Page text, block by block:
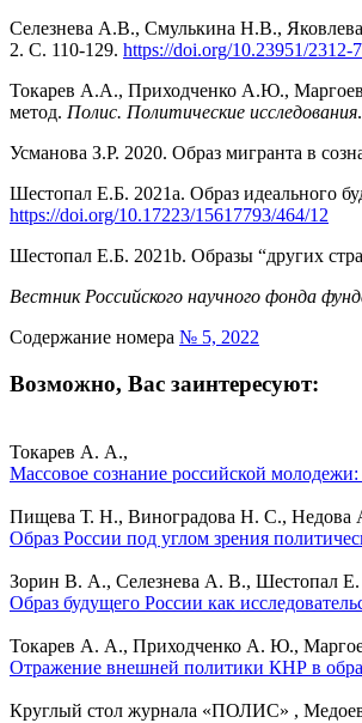
Селезнева А.В., Смулькина Н.В.,
2. С. 110-129. https://doi.org/10.23951/2312-
Токарев А.А., Приходченко А.Ю., Маргоев
метод. Полис. Политические исследования
Усманова З.Р. 2020. Образ мигранта в
Шестопал Е.Б. 2021a. Образ идеального
https://doi.org/10.17223/15617793/464/12
Шестопал Е.Б. 2021b. Образы “других
Вестник Российского научного фонда
Содержание номера № 5, 2022
Возможно, Вас заинтересуют:
Токарев А. А.,
Массовое сознание российской
Пищева Т. Н., Виноградова Н. С., Недова
Образ России под углом зрения
Зорин В. А., Селезнева А. В., Шестопал Е.
Образ будущего России как
Токарев А. А., Приходченко А. Ю.,
Отражение внешней политики КНР в
Круглый стол журнала «ПОЛИС» ,